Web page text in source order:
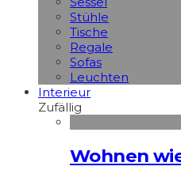
Stühle
Tische
Regale
Sofas
Leuchten
Interieur
Zufällig
Wohnen